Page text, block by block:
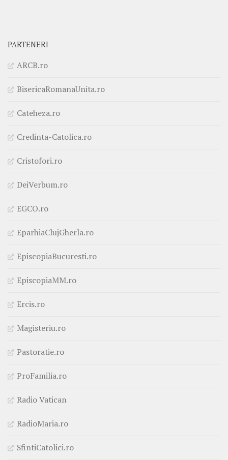
PARTENERI
ARCB.ro
BisericaRomanaUnita.ro
Cateheza.ro
Credinta-Catolica.ro
Cristofori.ro
DeiVerbum.ro
EGCO.ro
EparhiaClujGherla.ro
EpiscopiaBucuresti.ro
EpiscopiaMM.ro
Ercis.ro
Magisteriu.ro
Pastoratie.ro
ProFamilia.ro
Radio Vatican
RadioMaria.ro
SfintiCatolici.ro